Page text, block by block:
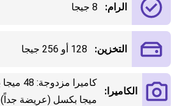
الرام: 8 جيجا
التخزين: 128 أو 256 جيجا
الكاميرا:
ميجا بكسل (عريضة جداً)